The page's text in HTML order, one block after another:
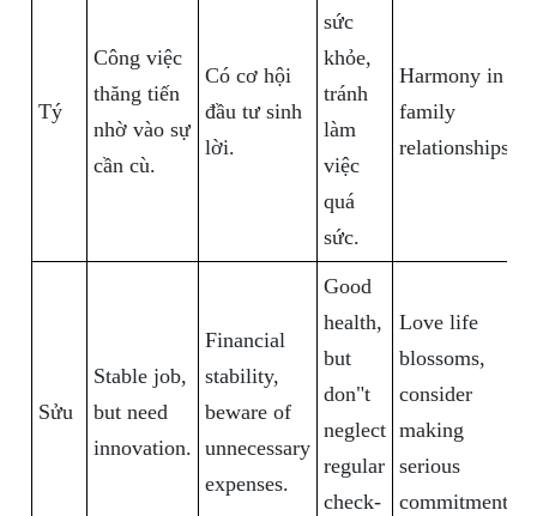
Tý
Công việc
thăng tiến
nhờ vào sự
cần cù.
Có cơ hội
đầu tư sinh
lời.
sức
khỏe,
tránh
làm
việc
quá
sức.
Harmony in
family
relationships.
Sửu
Stable job,
but need
innovation.
Financial
stability,
beware of
unnecessary
expenses.
Good
health,
but
don"t
neglect
regular
check-
Love life
blossoms,
consider
making
serious
commitments.